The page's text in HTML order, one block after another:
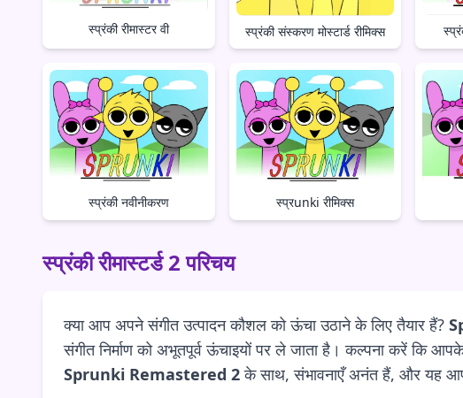
स्प्रंकी रीमास्टर वी स्प्रंकी संस्करण मोस्टार्ड रीमिक्स
स्प्रंकी नवीनीकरण स्प्रunki रीमिक्स
स्प्रंकी रीमास्टर्ड 2 परिचय
क्या आप अपने संगीत उत्पादन कौशल को ऊंचा उठाने के लिए तैयार हैं?
संगीत निर्माण को अभूतपूर्व ऊंचाइयों पर ले जाता है। कल्पना करें कि
Sprunki Remastered 2के साथ, संभावनाएँ अनंत हैं, और यह